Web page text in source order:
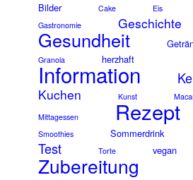
Bilder Cake Eis
Gastronomie
Geschichte
Gesundheit
Granola
herzhaft
Information
Kuchen Kunst
Mittagessen
Rezept
Smoothies
Sommerdrink
Test Torte vegan
Zubereitung